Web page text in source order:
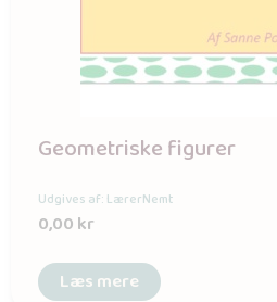
Geometriske figurer
Udgives af: LærerNemt
0,00kr
Læs mere